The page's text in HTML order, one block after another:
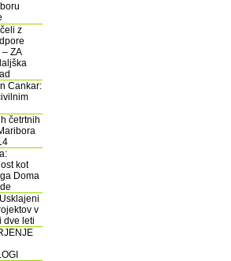
z
ZA
Cankar:
četrtnih
kot
Doma
v
dve leti